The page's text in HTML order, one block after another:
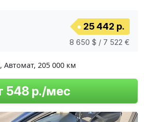
25 442 р.
8 650 $ / 7 522 €
, Автомат, 205 000 км
548 р./мес